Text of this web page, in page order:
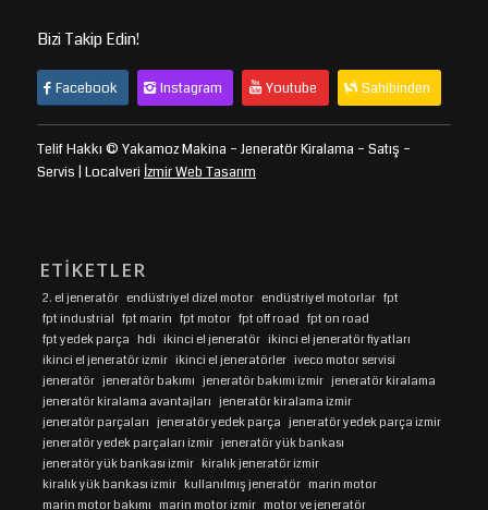
Bizi Takip Edin!
Facebook Instagram Youtube Sahibinden
Telif Hakkı © Yakamoz Makina – Jeneratör Kiralama – Satış –
Servis | Localveri İzmir Web Tasarım
ETIKETLER
2. el jeneratör endüstriyel dizel motor endüstriyel motorlar fpt
fpt industrial fpt marin fpt motor fpt off road fpt on road
fpt yedek parça hdi ikinci el jeneratör ikinci el jeneratör fiyatları
ikinci el jeneratör izmir ikinci el jeneratörler iveco motor servisi
jeneratör jeneratör bakımı jeneratör bakımı izmir jeneratör kiralama
jeneratör kiralama avantajları jeneratör kiralama izmir
jeneratör parçaları jeneratör yedek parça jeneratör yedek parça izmir
jeneratör yedek parçaları izmir jeneratör yük bankası
jeneratör yük bankası izmir kiralık jeneratör izmir
kiralık yük bankası izmir kullanılmış jeneratör marin motor
marin motor bakımı marin motor izmir motor ve jeneratör